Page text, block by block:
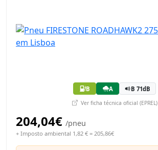
B A B 71dB
Ver ficha técnica oficial (EPREL)
204,04€ /pneu
+ Imposto ambiental 1,82 € = 205,86€